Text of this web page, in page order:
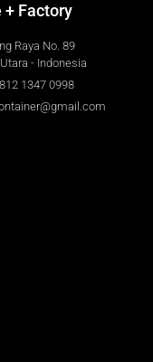
+ Factory
Raya No. 89
- Indonesia
1347 0998